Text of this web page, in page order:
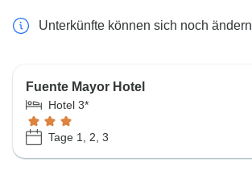
Unterkünfte können sich noch ändern
Fuente Mayor Hotel
Hotel 3*
Tage 1, 2, 3